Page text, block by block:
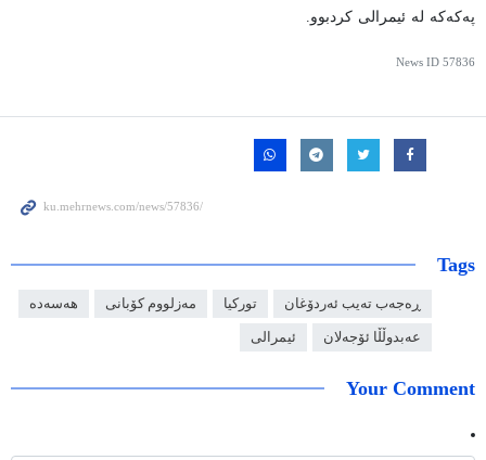
پەکەکە لە ئیمرالی کردبوو.
News ID 57836
Tags
ڕەجەب تەیب ئەردۆغان تورکیا مەزلووم کۆبانی هەسەدە
عەبدوڵڵا ئۆجەلان ئیمرالی
Your Comment